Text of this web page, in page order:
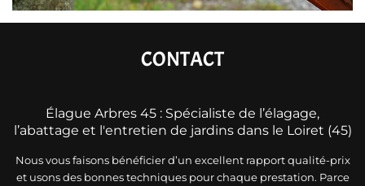
CONTACT
Élague Arbres 45 : Spécialiste de l’élagage,
l’abattage et l'entretien de jardins dans le Loiret (45)
Nous vous faisons bénéficier d’un excellent rapport qualité-prix
et usons des bonnes techniques pour chaque prestation. Parce